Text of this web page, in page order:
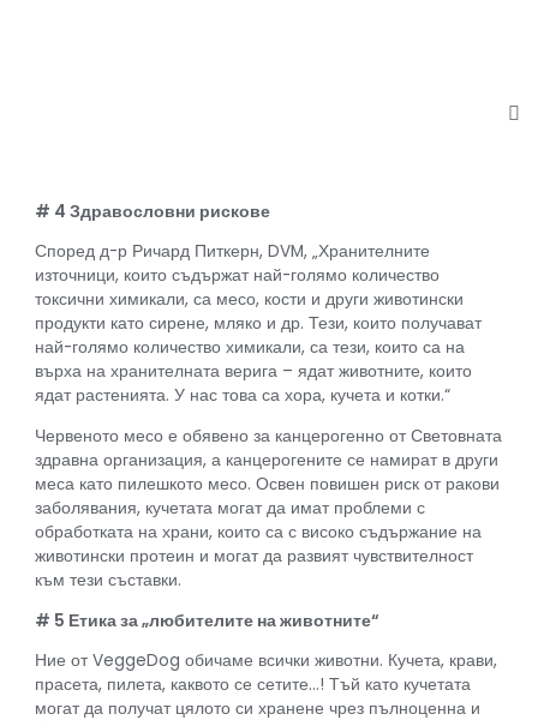
# 4 Здравословни рискове
Според д-р Ричард Питкерн, DVM, „Хранителните
източници, които съдържат най-голямо количество
токсични химикали, са месо, кости и други животински
продукти като сирене, мляко и др. Тези, които получават
най-голямо количество химикали, са тези, които са на
върха на хранителната верига – ядат животните, които
ядат растенията. У нас това са хора, кучета и котки.“
Червеното месо е обявено за канцерогенно от Световната
здравна организация, а канцерогените се намират в други
меса като пилешкото месо. Освен повишен риск от ракови
заболявания, кучетата могат да имат проблеми с
обработката на храни, които са с високо съдържание на
животински протеин и могат да развият чувствителност
към тези съставки.
# 5 Етика за „любителите на животните“
Ние от VeggeDog обичаме всички животни. Кучета, крави,
прасета, пилета, каквото се сетите…! Тъй като кучетата
могат да получат цялото си хранене чрез пълноценна и